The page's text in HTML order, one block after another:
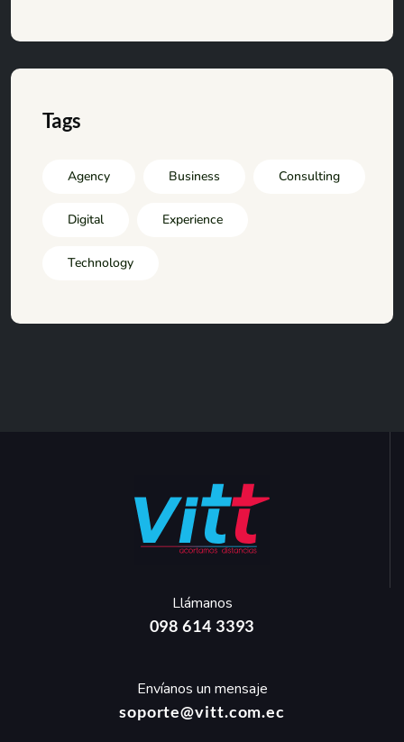
Tags
Agency Business Consulting
Digital Experience
Technology
Llámanos
098 614 3393
Envíanos un mensaje
soporte@vitt.com.ec